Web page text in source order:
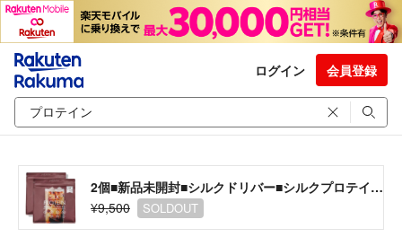
ログイン 会員登録
2個■新品未開封■シルクドリバー■シルクプロテイン■コーヒー味■400g
¥9,500
SOLDOUT